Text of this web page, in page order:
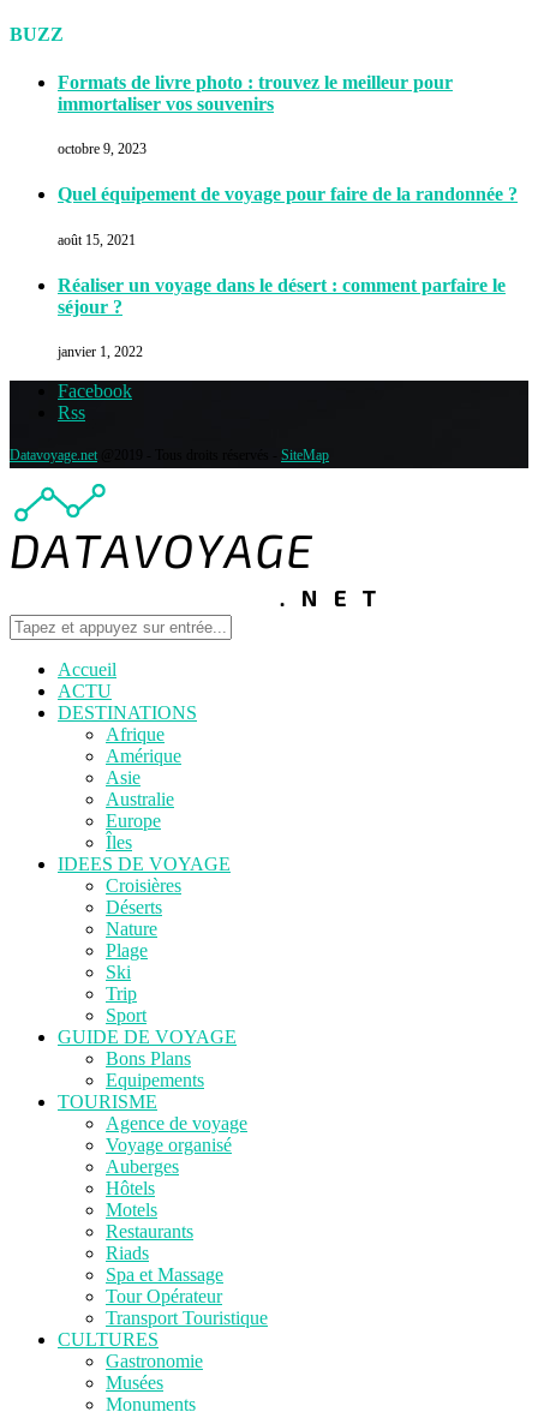
BUZZ
Formats de livre photo : trouvez le meilleur pour
immortaliser vos souvenirs
octobre 9, 2023
Quel équipement de voyage pour faire de la randonnée ?
août 15, 2021
Réaliser un voyage dans le désert : comment parfaire le
séjour ?
janvier 1, 2022
Facebook
Rss
Datavoyage.net SiteMap
Accueil
ACTU
DESTINATIONS
Afrique
Amérique
Asie
Australie
Europe
Îles
IDEES DE VOYAGE
Croisières
Déserts
Nature
Plage
Ski
Trip
Sport
GUIDE DE VOYAGE
Bons Plans
Equipements
TOURISME
Agence de voyage
Voyage organisé
Auberges
Hôtels
Motels
Restaurants
Riads
Spa et Massage
Tour Opérateur
Transport Touristique
CULTURES
Gastronomie
Musées
Monuments